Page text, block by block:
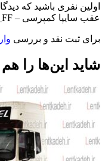
اولین نفری باشید که
عقب سایپا کمپرسی – LM_FF”
برای ثبت نقد و بررسی
شاید این‌ها را